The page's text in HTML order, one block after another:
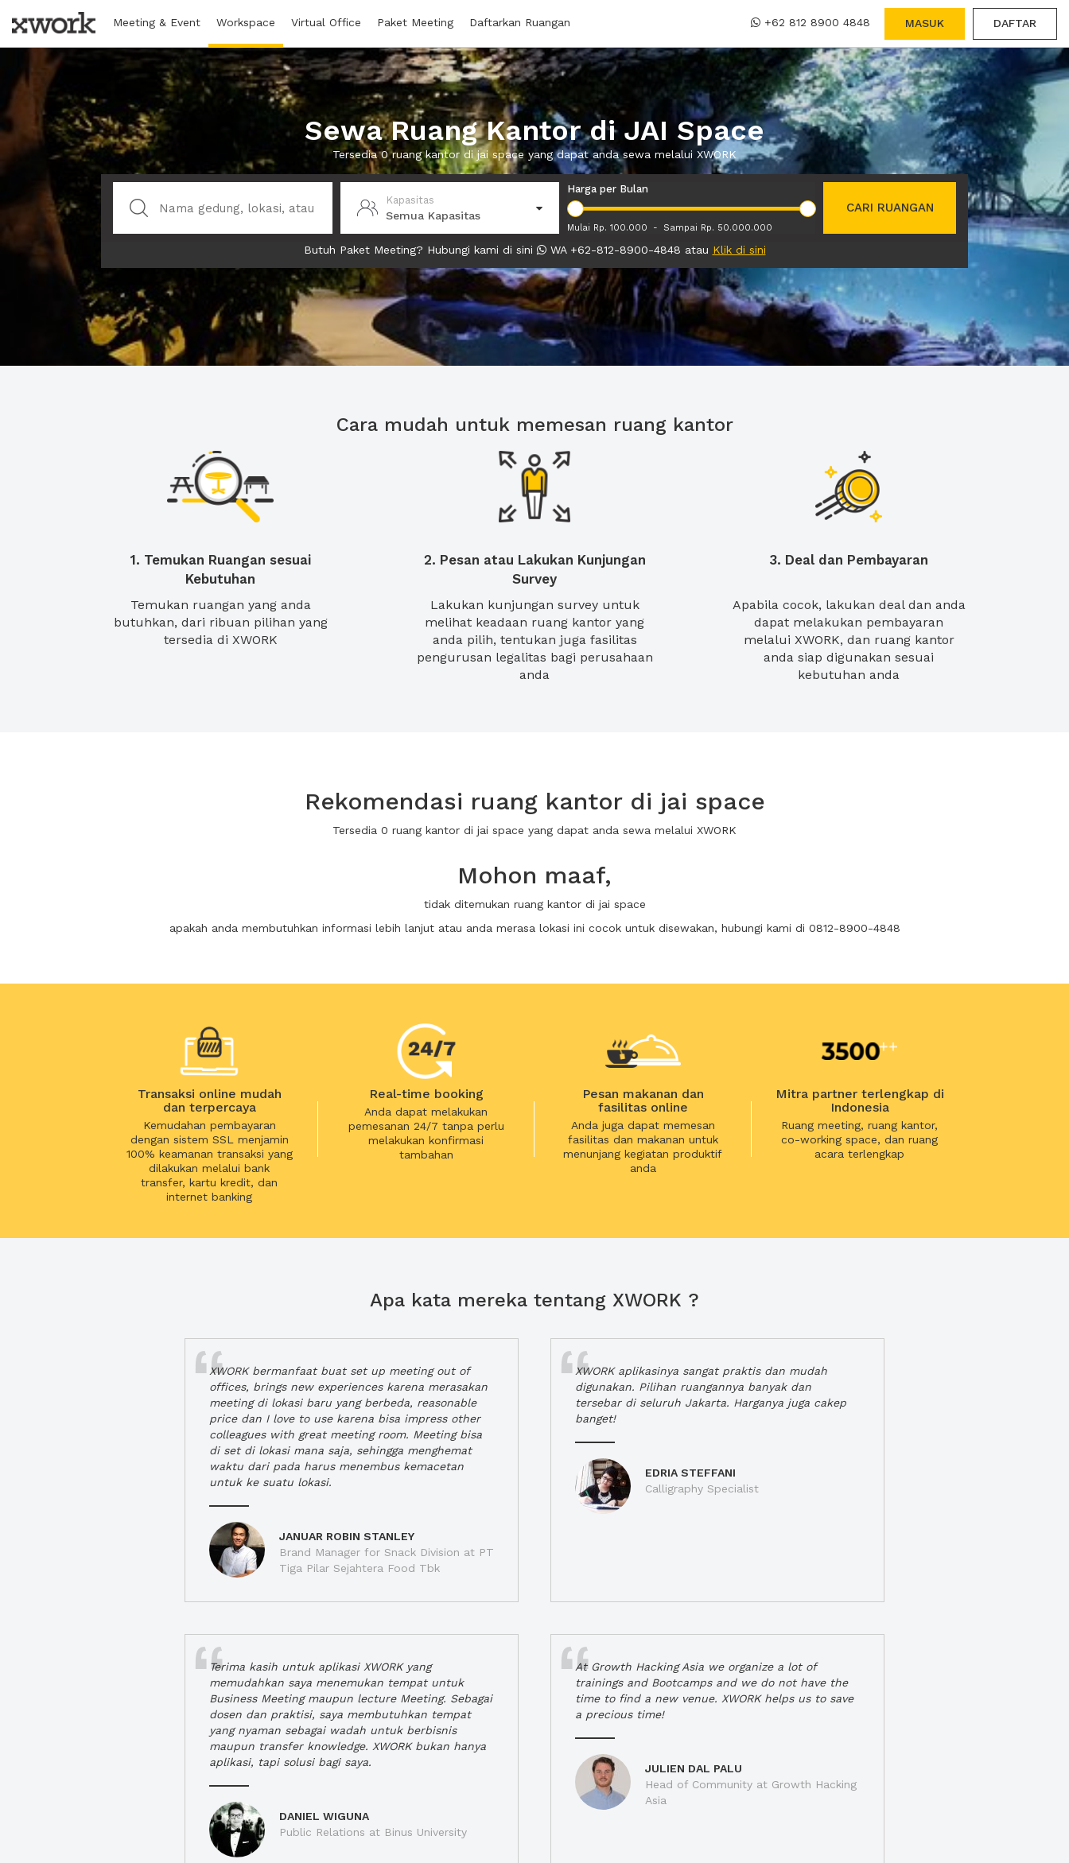
Meeting & Event Workspace Virtual Office Paket Meeting Daftarkan Ruangan +62 812 8900 4848 MASUK DAFTAR
Sewa Ruang Kantor di JAI Space
Tersedia 0 ruang kantor di jai space yang dapat anda sewa melalui XWORK
Kapasitas
Semua Kapasitas
Harga per Bulan
Mulai Rp. 100.000 - Sampai Rp. 50.000.000
CARI RUANGAN
Butuh Paket Meeting? Hubungi kami di sini WA +62-812-8900-4848 atau Klik di sini
Cara mudah untuk memesan ruang kantor
1. Temukan Ruangan sesuai
Kebutuhan
Temukan ruangan yang anda
butuhkan, dari ribuan pilihan yang
tersedia di XWORK
2. Pesan atau Lakukan Kunjungan
Survey
Lakukan kunjungan survey untuk
melihat keadaan ruang kantor yang
anda pilih, tentukan juga fasilitas
pengurusan legalitas bagi perusahaan
anda
3. Deal dan Pembayaran
Apabila cocok, lakukan deal dan anda
dapat melakukan pembayaran
melalui XWORK, dan ruang kantor
anda siap digunakan sesuai
kebutuhan anda
Rekomendasi ruang kantor di jai space
Tersedia 0 ruang kantor di jai space yang dapat anda sewa melalui XWORK
Mohon maaf,
tidak ditemukan ruang kantor di jai space
apakah anda membutuhkan informasi lebih lanjut atau anda merasa lokasi ini cocok untuk disewakan, hubungi kami di 0812-8900-4848
Transaksi online mudah
dan terpercaya
Kemudahan pembayaran
dengan sistem SSL menjamin
100% keamanan transaksi yang
dilakukan melalui bank
transfer, kartu kredit, dan
internet banking
Real-time booking
Anda dapat melakukan
pemesanan 24/7 tanpa perlu
melakukan konfirmasi
tambahan
Pesan makanan dan
fasilitas online
Anda juga dapat memesan
fasilitas dan makanan untuk
menunjang kegiatan produktif
anda
Mitra partner terlengkap di
Indonesia
Ruang meeting, ruang kantor,
co-working space, dan ruang
acara terlengkap
Apa kata mereka tentang XWORK ?
XWORK bermanfaat buat set up meeting out of
offices, brings new experiences karena merasakan
meeting di lokasi baru yang berbeda, reasonable
price dan I love to use karena bisa impress other
colleagues with great meeting room. Meeting bisa
di set di lokasi mana saja, sehingga menghemat
waktu dari pada harus menembus kemacetan
untuk ke suatu lokasi.
JANUAR ROBIN STANLEY
Brand Manager for Snack Division at PT
Tiga Pilar Sejahtera Food Tbk
XWORK aplikasinya sangat praktis dan mudah
digunakan. Pilihan ruangannya banyak dan
tersebar di seluruh Jakarta. Harganya juga cakep
banget!
EDRIA STEFFANI
Calligraphy Specialist
Terima kasih untuk aplikasi XWORK yang
memudahkan saya menemukan tempat untuk
Business Meeting maupun lecture Meeting. Sebagai
dosen dan praktisi, saya membutuhkan tempat
yang nyaman sebagai wadah untuk berbisnis
maupun transfer knowledge. XWORK bukan hanya
aplikasi, tapi solusi bagi saya.
DANIEL WIGUNA
Public Relations at Binus University
At Growth Hacking Asia we organize a lot of
trainings and Bootcamps and we do not have the
time to find a new venue. XWORK helps us to save
a precious time!
JULIEN DAL PALU
Head of Community at Growth Hacking
Asia